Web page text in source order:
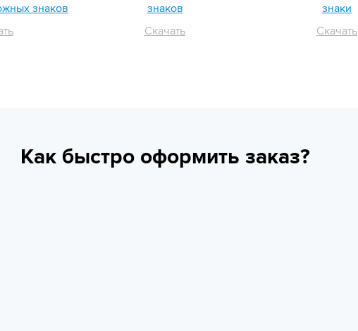
знаков
знаков
Скачать
знаки
Скачать
Как быстро оформить заказ?